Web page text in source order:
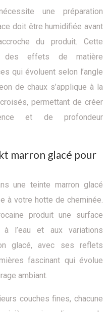
une préparation
doit être humidifiée avant
du produit. Cette
des effets de matière
qui évoluent selon l’angle
de chaux s’applique à la
permettant de créer
et de profondeur
marron glacé pour
une teinte marron glacé
à votre hotte de cheminée.
produit une surface
l’eau et aux variations
glacé, avec ses reflets
fascinant qui évolue
ambiant.
couches fines, chacune